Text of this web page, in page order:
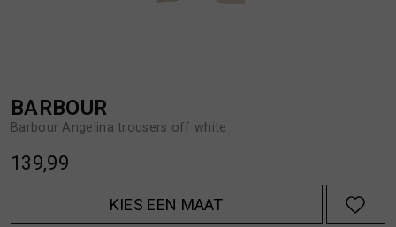
BARBOUR
Barbour Angelina trousers off white
139,99
KIES EEN MAAT